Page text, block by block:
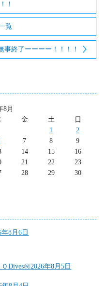
！
覧
事終了ーーーー！！！！
8月
金 土
日
1
2
7 8
9
14 15
16
21 22
23
28 29
30
年8月6日
Dives㊗2026年8月5日